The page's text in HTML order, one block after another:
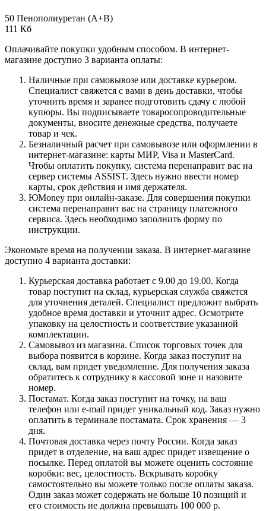
50 Пенополиуретан (А+В)
111 Кб
Оплачивайте покупки удобным способом. В интернет-
магазине доступно 3 варианта оплаты:
Наличные при самовывозе или доставке курьером.
Специалист свяжется с вами в день доставки, чтобы
уточнить время и заранее подготовить сдачу с любой
купюры. Вы подписываете товаросопроводительные
документы, вносите денежные средства, получаете
товар и чек.
Безналичный расчет при самовывозе или оформлении в
интернет-магазине: карты МИР, Visa и MasterCard.
Чтобы оплатить покупку, система перенаправит вас на
сервер системы ASSIST. Здесь нужно ввести номер
карты, срок действия и имя держателя.
ЮMoney при онлайн-заказе. Для совершения покупки
система перенаправит вас на страницу платежного
сервиса. Здесь необходимо заполнить форму по
инструкции.
Экономьте время на получении заказа. В интернет-магазине
доступно 4 варианта доставки:
Курьерская доставка работает с 9.00 до 19.00. Когда
товар поступит на склад, курьерская служба свяжется
для уточнения деталей. Специалист предложит выбрать
удобное время доставки и уточнит адрес. Осмотрите
упаковку на целостность и соответствие указанной
комплектации.
Самовывоз из магазина. Список торговых точек для
выбора появится в корзине. Когда заказ поступит на
склад, вам придет уведомление. Для получения заказа
обратитесь к сотруднику в кассовой зоне и назовите
номер.
Постамат. Когда заказ поступит на точку, на ваш
телефон или e-mail придет уникальный код. Заказ нужно
оплатить в терминале постамата. Срок хранения — 3
дня.
Почтовая доставка через почту России. Когда заказ
придет в отделение, на ваш адрес придет извещение о
посылке. Перед оплатой вы можете оценить состояние
коробки: вес, целостность. Вскрывать коробку
самостоятельно вы можете только после оплаты заказа.
Один заказ может содержать не больше 10 позиций и
его стоимость не должна превышать 100 000 р.